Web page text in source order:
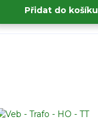
Přidat do košíku